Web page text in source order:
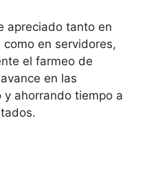
apreciado tanto en
en servidores,
el farmeo de
en las
ahorrando tiempo a